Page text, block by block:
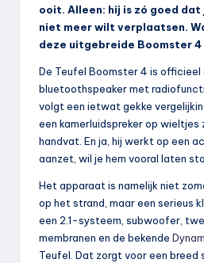
ooit. Alleen: hij is zó goed
niet meer wilt verplaatsen.
deze uitgebreide Boomster 4
De Teufel Boomster 4 is officieel
bluetoothspeaker met
volgt een ietwat gekke
een kamerluidspreker op wieltjes
handvat. En ja, hij werkt op een
aanzet, wil je hem vooral laten
Het apparaat is namelijk niet
op het strand, maar een serieus
een 2.1-systeem, subwoofer,
membranen en de bekende
Teufel. Dat zorgt voor een breed